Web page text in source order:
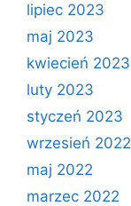
lipiec 2023
maj 2023
kwiecień 2023
luty 2023
styczeń 2023
wrzesień 2022
maj 2022
marzec 2022